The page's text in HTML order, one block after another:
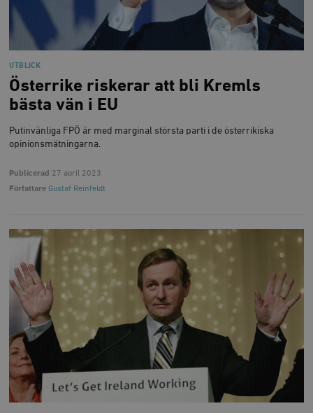
UTBLICK
Österrike riskerar att bli Kremls
bästa vän i EU
Putinvänliga FPÖ är med marginal största parti i de österrikiska
opinionsmätningarna.
Publicerad 27 april 2023
Författare Gustaf Reinfeldt